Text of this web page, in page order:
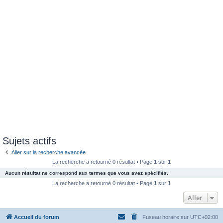
Sujets actifs
Aller sur la recherche avancée
La recherche a retourné 0 résultat • Page 1 sur 1
Aucun résultat ne correspond aux termes que vous avez spécifiés.
La recherche a retourné 0 résultat • Page 1 sur 1
Aller
Accueil du forum Fuseau horaire sur UTC+02:00